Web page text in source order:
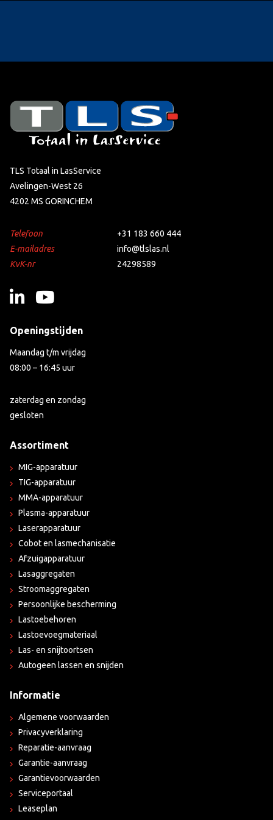
TLS Totaal in LasService
Avelingen-West 26
4202 MS GORINCHEM
Telefoon
+31 183 660 444
E-mailadres
info@tlslas.nl
KvK-nr
24298589
Openingstijden
Maandag t/m vrijdag
08:00 – 16:45 uur
zaterdag en zondag
gesloten
Assortiment
MIG-apparatuur
TIG-apparatuur
MMA-apparatuur
Plasma-apparatuur
Laserapparatuur
Cobot en lasmechanisatie
Afzuigapparatuur
Lasaggregaten
Stroomaggregaten
Persoonlijke bescherming
Lastoebehoren
Lastoevoegmateriaal
Las- en snijtoortsen
Autogeen lassen en snijden
Informatie
Algemene voorwaarden
Privacyverklaring
Reparatie-aanvraag
Garantie-aanvraag
Garantievoorwaarden
Serviceportaal
Leaseplan